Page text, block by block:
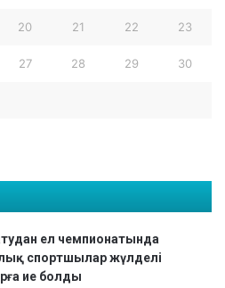
20 21 22 23
27 28 29 30
ел чемпионатында
спортшылар жүлделі
ие болды